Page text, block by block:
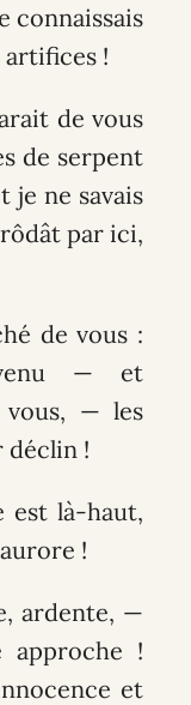
connaissais
artifices !
de vous
de serpent
je ne savais
par ici,
de vous :
— et
— les
déclin !
est là-haut,
!
ardente, —
!
et